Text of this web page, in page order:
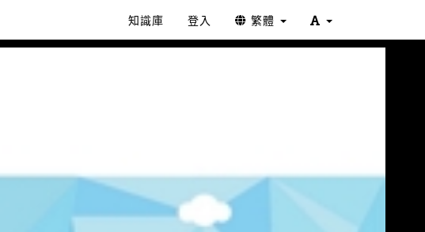
知識庫 登入 繁體